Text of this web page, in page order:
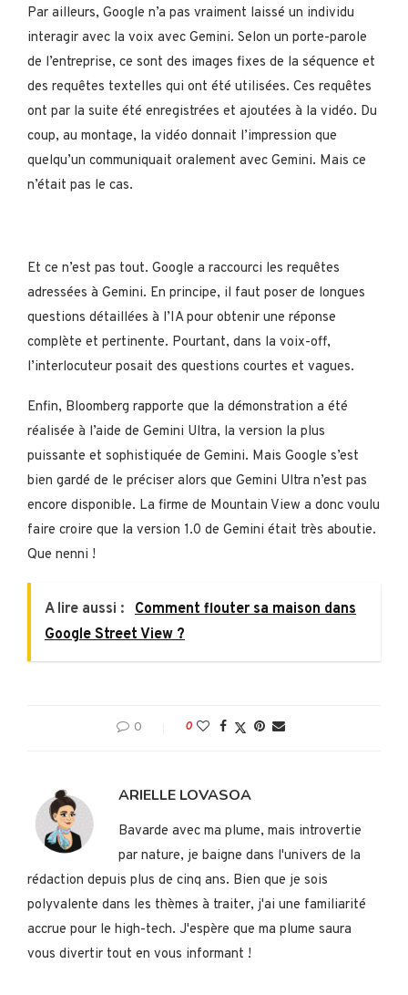
Par ailleurs, Google n’a pas vraiment laissé un individu
interagir avec la voix avec Gemini. Selon un porte-parole
de l’entreprise, ce sont des images fixes de la séquence et
des requêtes textelles qui ont été utilisées. Ces requêtes
ont par la suite été enregistrées et ajoutées à la vidéo. Du
coup, au montage, la vidéo donnait l’impression que
quelqu’un communiquait oralement avec Gemini. Mais ce
n’était pas le cas.
Et ce n’est pas tout. Google a raccourci les requêtes
adressées à Gemini. En principe, il faut poser de longues
questions détaillées à l’IA pour obtenir une réponse
complète et pertinente. Pourtant, dans la voix-off,
l’interlocuteur posait des questions courtes et vagues.
Enfin, Bloomberg rapporte que la démonstration a été
réalisée à l’aide de Gemini Ultra, la version la plus
puissante et sophistiquée de Gemini. Mais Google s’est
bien gardé de le préciser alors que Gemini Ultra n’est pas
encore disponible. La firme de Mountain View a donc voulu
faire croire que la version 1.0 de Gemini était très aboutie.
Que nenni !
A lire aussi : Comment flouter sa maison dans
Google Street View ?
0 0
ARIELLE LOVASOA
Bavarde avec ma plume, mais introvertie
par nature, je baigne dans l'univers de la
rédaction depuis plus de cinq ans. Bien que je sois
polyvalente dans les thèmes à traiter, j'ai une familiarité
accrue pour le high-tech. J'espère que ma plume saura
vous divertir tout en vous informant !